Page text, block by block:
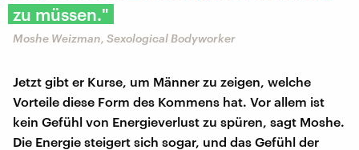
zu müssen."
Moshe Weizman, Sexological Bodyworker
Jetzt gibt er Kurse, um Männer zu zeigen, welche
Vorteile diese Form des Kommens hat. Vor allem ist
kein Gefühl von Energieverlust zu spüren, sagt Moshe.
Die Energie steigert sich sogar, und das Gefühl der